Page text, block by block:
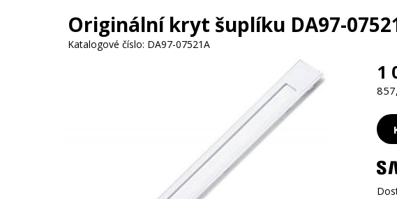
Originální kryt šuplíku DA97-
Katalogové číslo: DA97-07521A
1